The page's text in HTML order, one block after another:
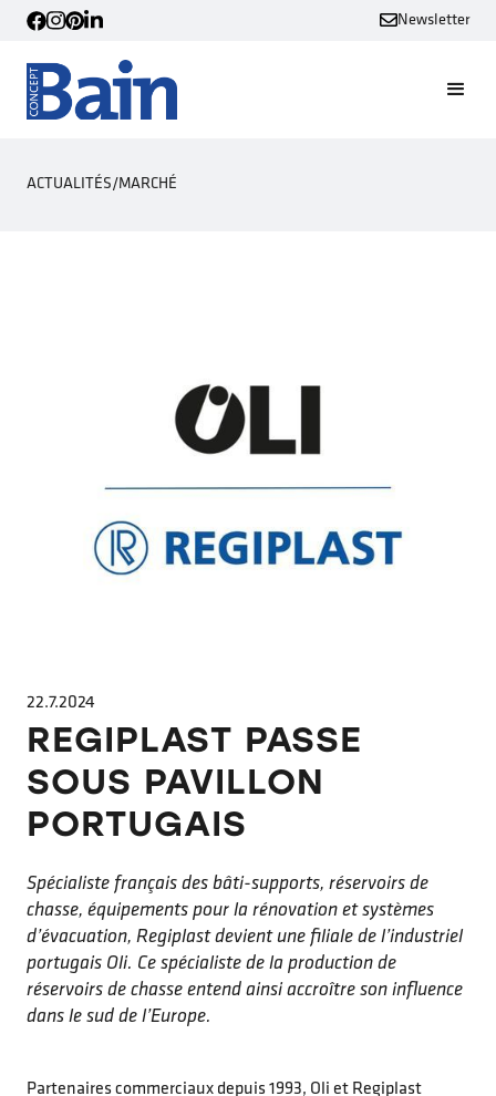
Newsletter
ACTUALITÉS/MARCHÉ
22.7.2024
REGIPLAST PASSE
SOUS PAVILLON
PORTUGAIS
Spécialiste français des bâti-supports, réservoirs de
chasse, équipements pour la rénovation et systèmes
d’évacuation, Regiplast devient une filiale de l’industriel
portugais Oli. Ce spécialiste de la production de
réservoirs de chasse entend ainsi accroître son influence
dans le sud de l’Europe.
Partenaires commerciaux depuis 1993, Oli et Regiplast